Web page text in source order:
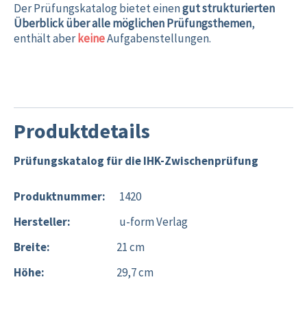
Der Prüfungskatalog bietet einengut strukturierten
Überblick über alle möglichen Prüfungsthemen,
enthält aberkeineAufgabenstellungen.
Produktdetails
Prüfungskatalog für die IHK-Zwischenprüfung
Produktnummer:
Hersteller:
1420
u-form Verlag
Breite:
Höhe:
21 cm
29,7 cm